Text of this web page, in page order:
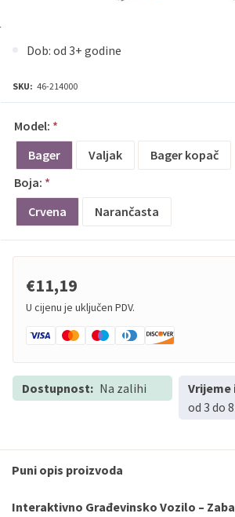
Dob: od 3+ godine
SKU: 46-214000
Model: *
Bager
Valjak
Bager kopač
Boja: *
Crvena
Narančasta
€11,19
U cijenu je uključen PDV.
Dostupnost: Na zalihi
Vrijeme
od 3 do
Puni opis proizvoda
Interaktivno Građevinsko Vozilo –